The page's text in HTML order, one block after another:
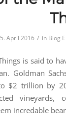
5. April 2016 / in Blog
is said to
Goldman
$2 trillion by
vineyards,
incredable